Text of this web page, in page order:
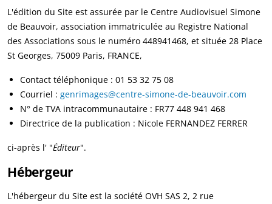
L'édition du Site est assurée par le Centre Audiovisuel Simone
de Beauvoir, association immatriculée au Registre National
des Associations sous le numéro 448941468, et située 28 Place
St Georges, 75009 Paris, FRANCE,
Contact téléphonique : 01 53 32 75 08
Courriel : genrimages@centre-simone-de-beauvoir.com
N° de TVA intracommunautaire : FR77 448 941 468
Directrice de la publication : Nicole FERNANDEZ FERRER
ci-après l' "Éditeur".
Hébergeur
L'hébergeur du Site est la société OVH SAS 2, 2 rue